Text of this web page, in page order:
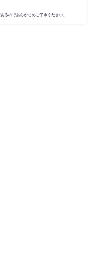
るのであらかじめご了承ください。